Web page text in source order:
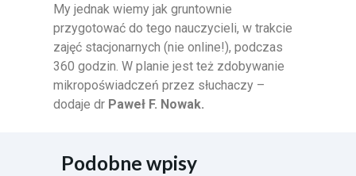
My jednak wiemy jak gruntownie
przygotować do tego nauczycieli, w trakcie
zajęć stacjonarnych (nie online!), podczas
360 godzin. W planie jest też zdobywanie
mikropoświadczeń przez słuchaczy –
dodaje dr Paweł F. Nowak.
Podobne wpisy